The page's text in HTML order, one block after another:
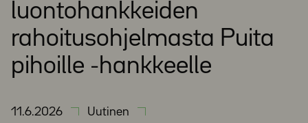
luontohankkeiden
rahoitusohjelmasta Puita
pihoille -hankkeelle
11.6.2026 Uutinen